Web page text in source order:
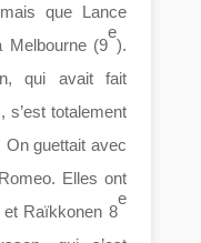
que Lance
Melbourne (9
e
).
qui avait fait
s’est totalement
On guettait avec
Elles ont
et Raïkkonen 8
e